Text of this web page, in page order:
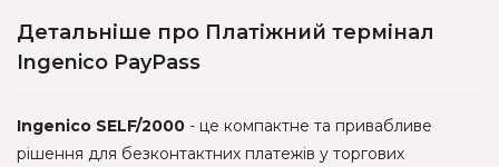
Детальніше про Платіжний термінал
Ingenico PayPass
Ingenico SELF/2000 - це компактне та привабливе
рішення для безконтактних платежів у торгових